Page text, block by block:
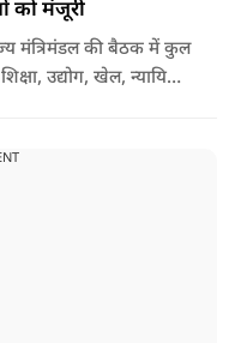
को मंजूरी
मंत्रिमंडल की बैठक में कुल
उद्योग, खेल, न्यायिक